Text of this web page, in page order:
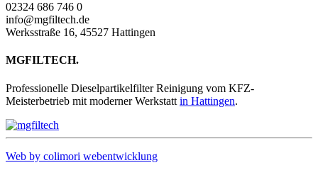
02324 686 746 0
info@mgfiltech.de
Werksstraße 16, 45527 Hattingen
MGFILTECH.
Professionelle Dieselpartikelfilter Reinigung vom KFZ-
Meisterbetrieb mit moderner Werkstatt in Hattingen.
Web by colimori webentwicklung